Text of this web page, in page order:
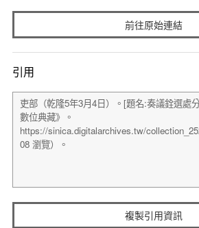
前往原始連結
引用
複製引用資訊